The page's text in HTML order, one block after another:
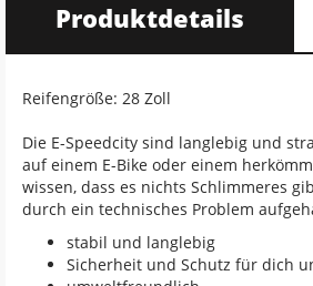
Produktdetails
Reifengröße: 28 Zoll
Die E-Speedcity sind langlebig und
auf einem E-Bike oder einem
wissen, dass es nichts Schlimmeres
durch ein technisches Problem
stabil und langlebig
Sicherheit und Schutz für dich